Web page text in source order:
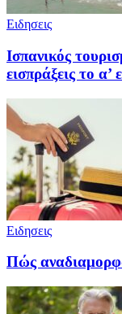
Ειδησεις
Ισπανικός
εισπράξεις το α’
Ειδησεις
Πώς